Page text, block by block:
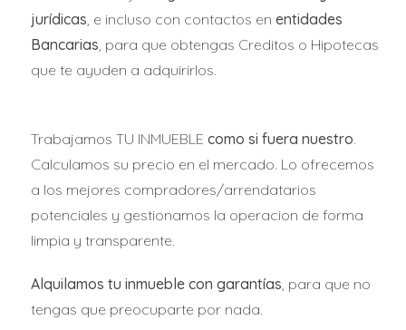
contempla destinar un 30% de las promociones a
vivienda protegida, para ampliar el parque público
de vivienda, mientras que un 15% de esa cifra será
jurídicas, e incluso con contactos en entidades
Bancarias, para que obtengas Creditos o Hipotecas
que te ayuden a adquirirlos.
Trabajamos TU INMUEBLE como si fuera nuestro.
Calculamos su precio en el mercado. Lo ofrecemos
a los mejores compradores/arrendatarios
potenciales y gestionamos la operacion de forma
limpia y transparente.
Alquilamos tu inmueble con garantías, para que no
tengas que preocuparte por nada.